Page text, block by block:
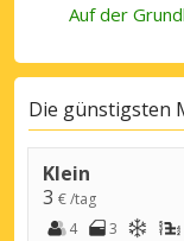
Auf der
Die günstigsten
Klein
3 € /tag
4
3